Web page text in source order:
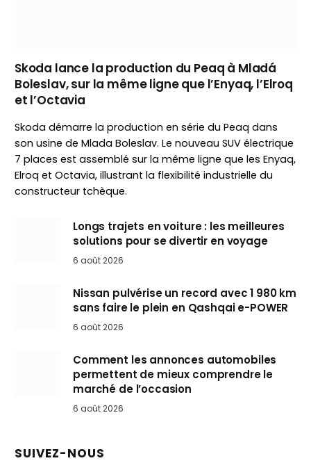
Skoda lance la production du Peaq à Mladá
Boleslav, sur la même ligne que l’Enyaq, l’Elroq
et l’Octavia
Skoda démarre la production en série du Peaq dans
son usine de Mlada Boleslav. Le nouveau SUV électrique
7 places est assemblé sur la même ligne que les Enyaq,
Elroq et Octavia, illustrant la flexibilité industrielle du
constructeur tchèque.
Longs trajets en voiture : les meilleures
solutions pour se divertir en voyage
6 août 2026
Nissan pulvérise un record avec 1 980 km
sans faire le plein en Qashqai e-POWER
6 août 2026
Comment les annonces automobiles
permettent de mieux comprendre le
marché de l’occasion
6 août 2026
SUIVEZ-NOUS